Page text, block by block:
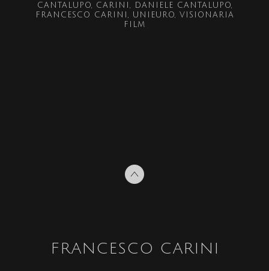
CANTALUPO CARINI
DANIELE CANTALUPO
FRANCESCO CARINI
UNIEURO
VISIONARIA
FILM
FRANCESCO CARINI